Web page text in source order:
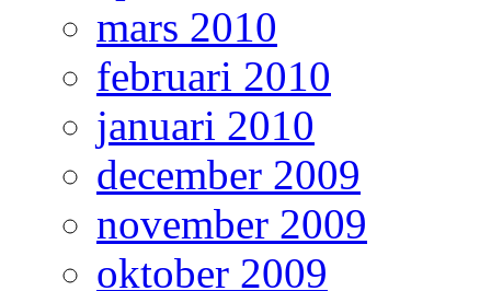
mars 2010
februari 2010
januari 2010
december 2009
november 2009
oktober 2009